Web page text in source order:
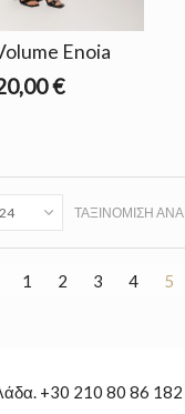
Enoia
€
ΤΑΞΙΝΌΜΙΣΗ ΑΝΆ
24
1 2 3 4 5
+30 210 80 86 182